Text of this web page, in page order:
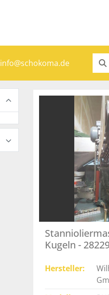
info@schokoma.de
Kugeln -
Hersteller